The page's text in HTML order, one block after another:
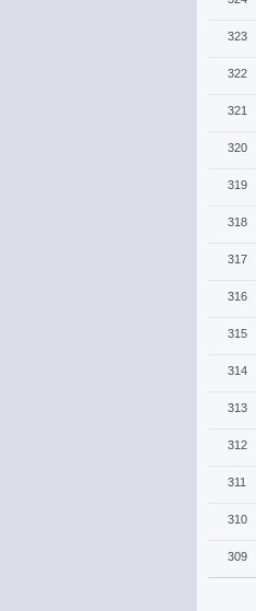
323
322
321
320
319
318
317
316
315
314
313
312
311
310
309